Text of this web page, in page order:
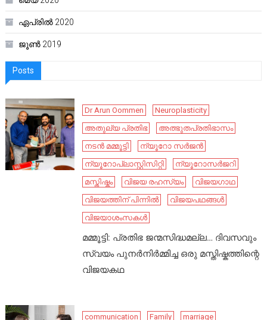
ഏപ്രിൽ 2020
ജൂൺ 2019
Posts
Dr Arun Oommen
Neuroplasticity
അതുല്യ പ്രതിഭ
അത്ഭുതപ്രതിഭാസം
നടൻ മമ്മൂട്ടി
ന്യൂറോ സർജൻ
ന്യൂറോപ്ലാസ്റ്റിസിറ്റി
ന്യൂറോസർജറി
മസ്തിഷ്കം
വിജയ രഹസ്യം
വിജയഗാഥ
വിജയത്തിന് പിന്നിൽ
വിജയപഥങ്ങൾ
വിജയാശംസകൾ
മമ്മൂട്ടി: പ്രതിഭ ജന്മസിദ്ധമല്ല… ദിവസവും
സ്വയം പുനർനിർമ്മിച്ച ഒരു മസ്തിഷ്കത്തിന്റെ
വിജയകഥ
communication Family
marriage